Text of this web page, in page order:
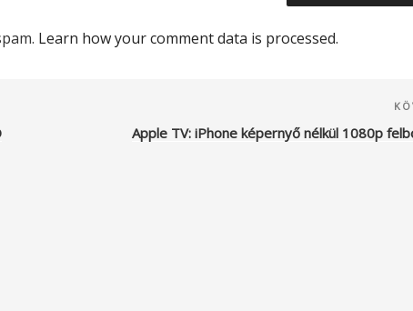
Learn how your comment data is processed.
Apple TV: iPhone képernyő nélkül 1080p